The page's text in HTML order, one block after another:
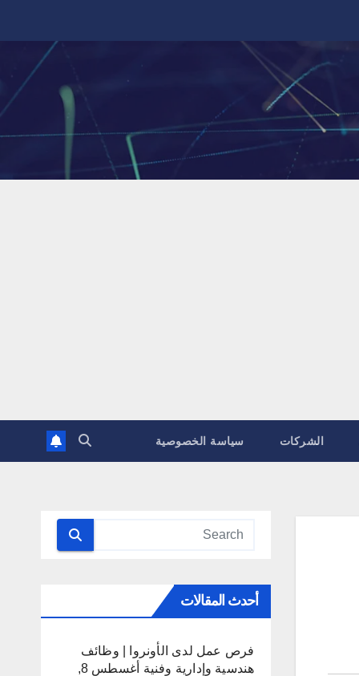
الشركات سياسة الخصوصية
أحدث المقالات
فرص عمل لدى الأونروا | وظائف
هندسية وإدارية وفنية
أغسطس 8,